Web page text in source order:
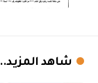
شاهد المزيد..